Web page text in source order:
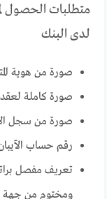
متطلبات الحصول
لدى البنك
صورة من هوية
صورة كاملة لعقد
صورة من سجل
رقم حساب
تعريف مفصل